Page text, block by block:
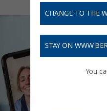
CHANGE TO THE
STAY ON
You